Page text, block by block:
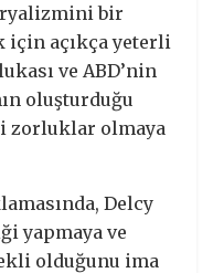
bir
için açıkça yeterli
ve ABD’nin
oluşturduğu
zorluklar olmaya
Delcy
yapmaya ve
olduğunu ima